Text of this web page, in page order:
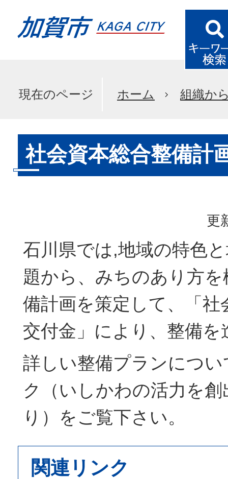
現在のページ ホーム 組織か
社会資本総合整備計
更
石川県では,地域の特色
題から、みちのあり方
備計画を策定して、「社
交付金」により、整備
詳しい整備プランにつ
ク（いしかわの活力を
り）をご覧下さい。
関連リンク